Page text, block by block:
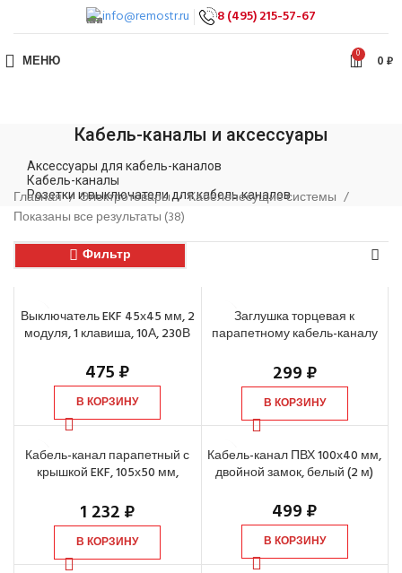
info@remostr.ru 8 (495) 215-57-67
МЕНЮ 0 0₽
Кабель-каналы и аксессуары
Аксессуары для кабель-каналов
Кабель-каналы
Розетки и выключатели для кабель каналов
Главная Электротовары
Кабеленесущие системы
Показаны все результаты (38)
Фильтр
Выключатель EKF 45х45 мм, 2
модуля, 1 клавиша, 10А, 230В
475₽
В КОРЗИНУ
Заглушка торцевая к
парапетному кабель-каналу
299₽
В КОРЗИНУ
Кабель-канал парапетный с
крышкой EKF, 105х50 мм,
1 232₽
В КОРЗИНУ
Кабель-канал ПВХ 100х40 мм,
двойной замок, белый (2 м)
499₽
В КОРЗИНУ